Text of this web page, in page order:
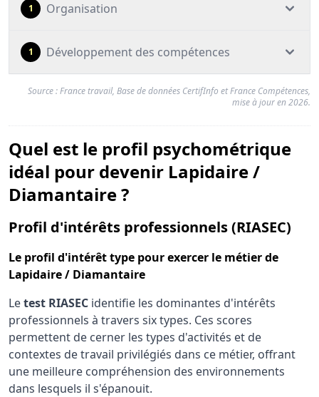
1 Organisation
1 Développement des compétences
Source : France travail, Base de données CertifInfo et France Compétences,
mise à jour en 2026.
Quel est le profil psychométrique
idéal pour devenir Lapidaire /
Diamantaire ?
Profil d'intérêts professionnels (RIASEC)
Le profil d'intérêt type pour exercer le métier de
Lapidaire / Diamantaire
Letest RIASEC identifie les dominantes d'intérêts
professionnels à travers six types. Ces scores
permettent de cerner les types d'activités et de
contextes de travail privilégiés dans ce métier, offrant
une meilleure compréhension des environnements
dans lesquels il s'épanouit.